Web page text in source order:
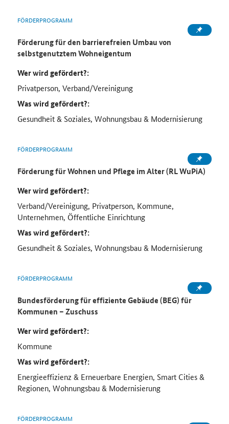
FÖRDERPROGRAMM
Förderung für den barrierefreien Umbau von
selbstgenutztem Wohneigentum
Wer wird gefördert?:
Privatperson, Verband/Vereinigung
Was wird gefördert?:
Gesundheit & Soziales, Wohnungsbau & Modernisierung
FÖRDERPROGRAMM
Förderung für Wohnen und Pflege im Alter (RL WuPiA)
Wer wird gefördert?:
Verband/Vereinigung, Privatperson, Kommune,
Unternehmen, Öffentliche Einrichtung
Was wird gefördert?:
Gesundheit & Soziales, Wohnungsbau & Modernisierung
FÖRDERPROGRAMM
Bundesförderung für effiziente Gebäude (BEG) für
Kommunen – Zuschuss
Wer wird gefördert?:
Kommune
Was wird gefördert?:
Energieeffizienz & Erneuerbare Energien, Smart Cities &
Regionen, Wohnungsbau & Modernisierung
FÖRDERPROGRAMM